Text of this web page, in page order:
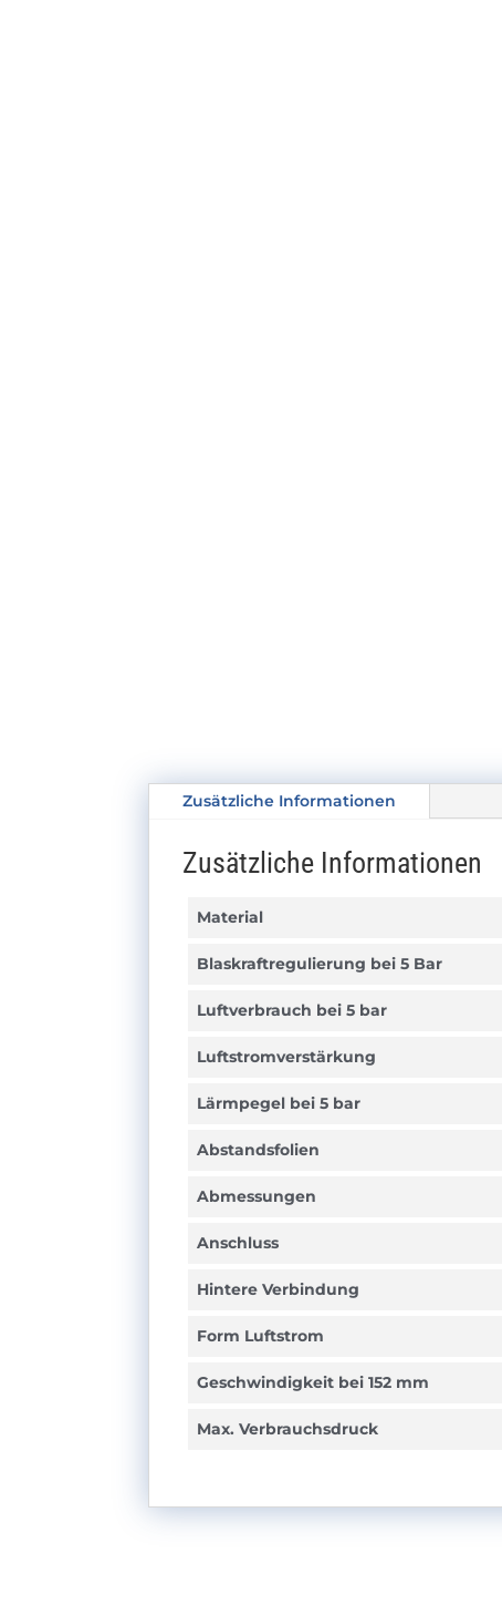
Zusätzliche Informationen
Zusätzliche Informationen
Material
Blaskraftregulierung bei 5 Bar
Luftverbrauch bei 5 bar
Luftstromverstärkung
Lärmpegel bei 5 bar
Abstandsfolien
Abmessungen
Anschluss
Hintere Verbindung
Form Luftstrom
Geschwindigkeit bei 152 mm
Max. Verbrauchsdruck